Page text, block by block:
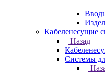
Кабеленесущие
Назад
Системы